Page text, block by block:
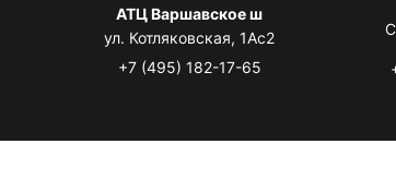
АТЦ Варшавское ш
ул. Котляковская, 1Ас2
+7 (495) 182-17-65